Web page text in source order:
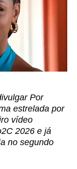
Por
estrelada por
vídeo
2026 e já
no segundo